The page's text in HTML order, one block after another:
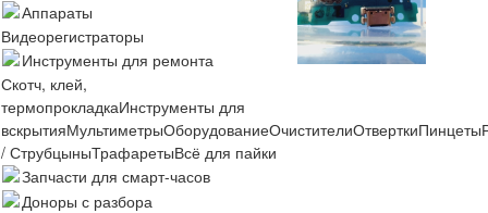
Аппараты
Видеорегистраторы
Инструменты для ремонта
Скотч, клей,
термопрокладкаИнструменты для
вскрытияМультиметрыОборудованиеОчистителиОтверткиПинцеты
/ СтрубцыныТрафаретыВсё для пайки
Запчасти для смарт-часов
Доноры с разбора